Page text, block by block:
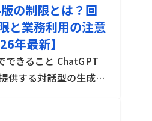
の制限とは？回
と業務利用の注意
年最新】
できること ChatGPT
供する対話型の生成AI